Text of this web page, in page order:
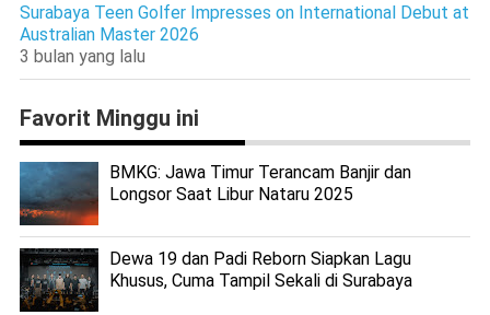
Surabaya Teen Golfer Impresses on International Debut at
Australian Master 2026
3 bulan yang lalu
Favorit Minggu ini
BMKG: Jawa Timur Terancam Banjir dan
Longsor Saat Libur Nataru 2025
Dewa 19 dan Padi Reborn Siapkan Lagu
Khusus, Cuma Tampil Sekali di Surabaya